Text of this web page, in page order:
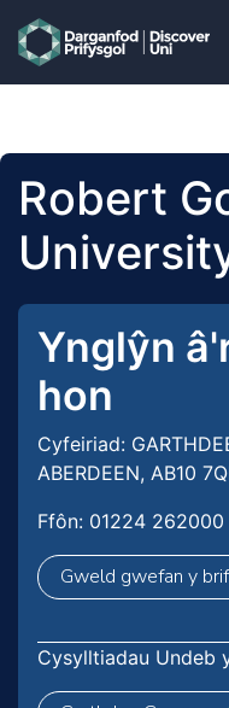
skip to main content
Robert
Ynglŷn
hon
Cyfeiriad:
ABERDEEN, AB10
Ffôn: 01224 262000
Gweld gwefan y
Cysylltiadau Undeb